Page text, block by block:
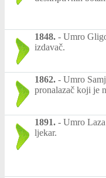
1848. - Umro
izdavač.
1862. - Umro
pronalazač koji je
1891. - Umro
ljekar.